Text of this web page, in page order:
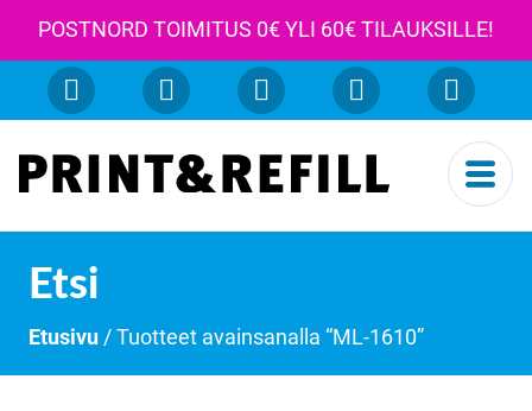
POSTNORD TOIMITUS 0€ YLI 60€ TILAUKSILLE!
Etsi
Etusivu / Tuotteet avainsanalla “ML-1610”